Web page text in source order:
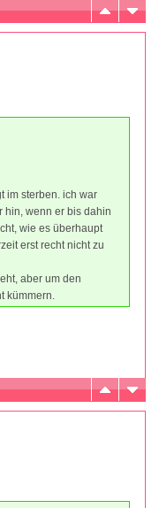
im sterben. ich war
hin, wenn er bis dahin
wie es überhaupt
erst recht nicht zu
aber um den
kümmern.